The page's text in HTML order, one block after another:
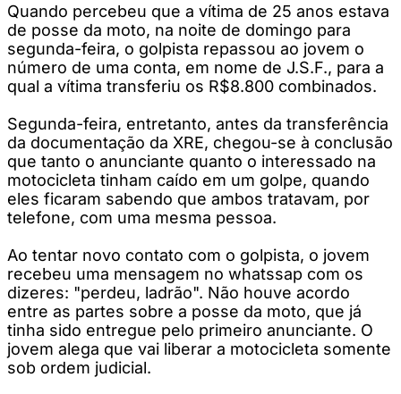
Quando percebeu que a vítima de 25 anos estava
de posse da moto, na noite de domingo para
segunda-feira, o golpista repassou ao jovem o
número de uma conta, em nome de J.S.F., para a
qual a vítima transferiu os R$8.800 combinados.
Segunda-feira, entretanto, antes da transferência
da documentação da XRE, chegou-se à conclusão
que tanto o anunciante quanto o interessado na
motocicleta tinham caído em um golpe, quando
eles ficaram sabendo que ambos tratavam, por
telefone, com uma mesma pessoa.
Ao tentar novo contato com o golpista, o jovem
recebeu uma mensagem no whatssap com os
dizeres: "perdeu, ladrão". Não houve acordo
entre as partes sobre a posse da moto, que já
tinha sido entregue pelo primeiro anunciante. O
jovem alega que vai liberar a motocicleta somente
sob ordem judicial.